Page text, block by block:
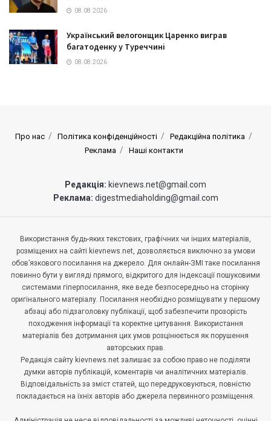
08.08.2026
Український велогонщик Царенко виграв
багатоденку у Туреччині
08.08.2026
Про нас Політика конфіденційності
Редакційна політика
Реклама
Наші контакти
Редакція: kievnews.net@gmail.com
Реклама: digestmediaholding@gmail.com
Використання будь-яких текстових, графічних чи інших матеріалів,
розміщених на сайті kievnews.net, дозволяється виключно за умови
обов’язкового посилання на джерело. Для онлайн-ЗМІ таке посилання
повинно бути у вигляді прямого, відкритого для індексації пошуковими
системами гіперпосилання, яке веде безпосередньо на сторінку
оригінального матеріалу. Посилання необхідно розміщувати у першому
абзаці або підзаголовку публікації, щоб забезпечити прозорість
походження інформації та коректне цитування. Використання
матеріалів без дотримання цих умов розцінюється як порушення
авторських прав.
Редакція сайту kievnews.net залишає за собою право не поділяти
думки авторів публікацій, коментарів чи аналітичних матеріалів.
Відповідальність за зміст статей, що передруковуються, повністю
покладається на їхніх авторів або джерела первинного розміщення.